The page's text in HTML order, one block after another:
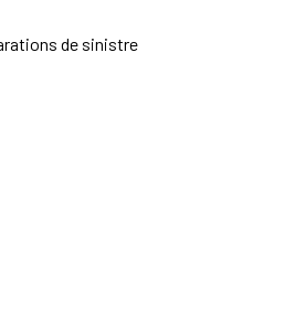
de sinistre